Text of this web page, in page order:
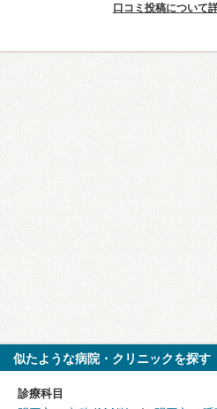
口コミ投稿について
似たような病院・クリニックを探す
診療科目